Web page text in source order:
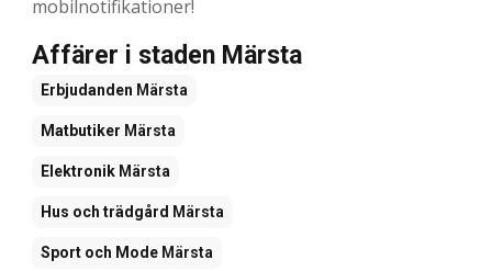
mobilnotifikationer!
Affärer i staden Märsta
Erbjudanden Märsta
Matbutiker Märsta
Elektronik Märsta
Hus och trädgård Märsta
Sport och Mode Märsta